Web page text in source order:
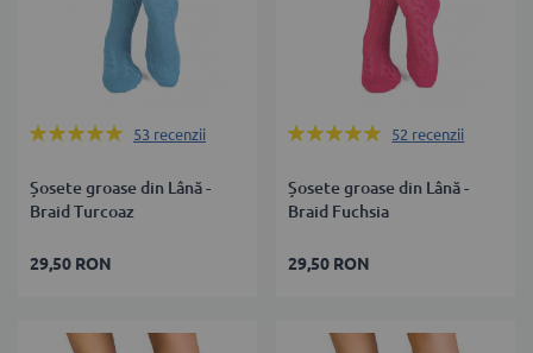
Rating:
53 recenzii
Șosete groase din Lână -
Braid Turcoaz
29,50 RON
Rating:
52 recenzii
Șosete groase din Lână -
Braid Fuchsia
29,50 RON